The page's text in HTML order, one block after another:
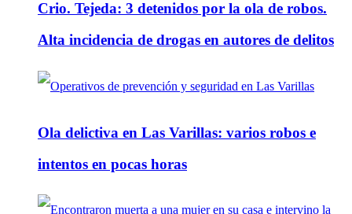
Crio. Tejeda: 3 detenidos por la ola de robos.
Alta incidencia de drogas en autores de delitos
Ola delictiva en Las Varillas: varios robos e
intentos en pocas horas